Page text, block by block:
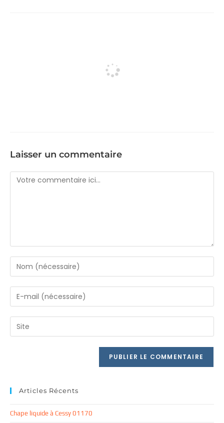
Laisser un commentaire
Comment
Enter
your
name
to
comment
Enter
your
email
address
Saisir
l’URL
Articles Récents
Chape liquide à Cessy 01170